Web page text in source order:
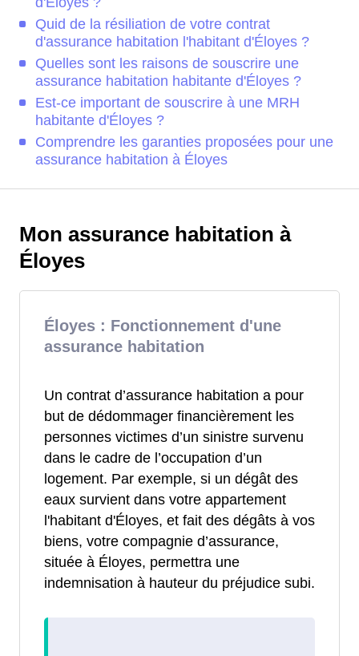
Quid de la résiliation de votre contrat
d'assurance habitation l'habitant d'Éloyes ?
Quelles sont les raisons de souscrire une
assurance habitation habitante d'Éloyes ?
Est-ce important de souscrire à une MRH
habitante d'Éloyes ?
Comprendre les garanties proposées pour une
assurance habitation à Éloyes
Mon assurance habitation à
Éloyes
Éloyes : Fonctionnement d'une
assurance habitation
Un contrat d’assurance habitation a pour
but de dédommager financièrement les
personnes victimes d’un sinistre survenu
dans le cadre de l’occupation d’un
logement. Par exemple, si un dégât des
eaux survient dans votre appartement
l'habitant d'Éloyes, et fait des dégâts à vos
biens, votre compagnie d’assurance,
située à Éloyes, permettra une
indemnisation à hauteur du préjudice subi.